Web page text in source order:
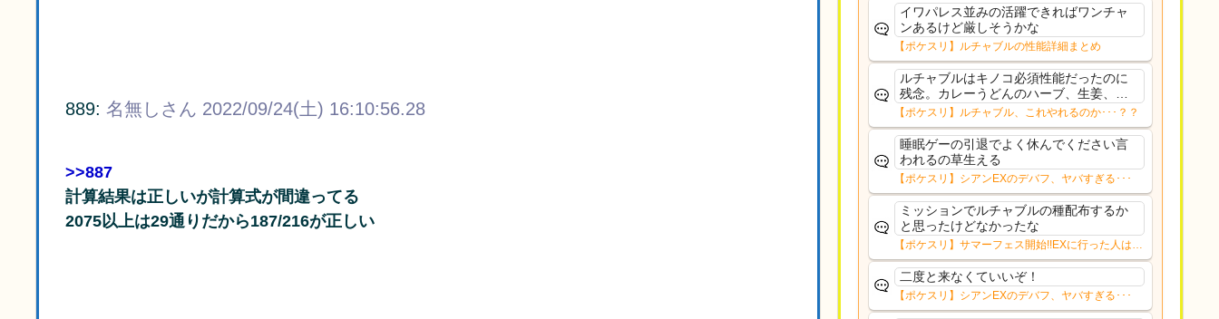
889: 名無しさん 2022/09/24(土) 16:10:56.28
>>887
計算結果は正しいが計算式が間違ってる
2075以上は29通りだから187/216が正しい
イワパレス並みの活躍できればワンチャ
ンあるけど厳しそうかな
【ポケスリ】ルチャブルの性能詳細まとめ
ルチャブルはキノコ必須性能だったのに
残念。カレーうどんのハーブ、生姜、ミ
ートはカイリュー、バンギ、ボスゴドラ
でもう間に合ったるんや
【ポケスリ】ルチャブル、これやれるのか･･･？？
睡眠ゲーの引退でよく休んでください言
われるの草生える
【ポケスリ】シアンEXのデバフ、ヤバすぎる･･･
ミッションでルチャブルの種配布するか
と思ったけどなかったな
【ポケスリ】サマーフェス開始!!EXに行った人はガ
チャどうだった？？
二度と来なくていいぞ！
【ポケスリ】シアンEXのデバフ、ヤバすぎる･･･